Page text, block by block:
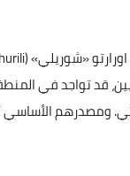
قد تواجد في
ومصدرهم